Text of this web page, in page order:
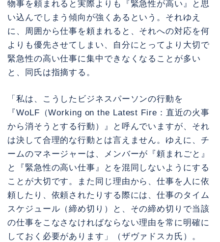
物事を頼まれると実際よりも『緊急性が高い』と思
い込んでしまう傾向が強くあるという。それゆえ
に、周囲から仕事を頼まれると、それへの対応を何
よりも優先させてしまい、自分にとってより大切で
緊急性の高い仕事に集中できなくなることが多い
と、同氏は指摘する。
「私は、こうしたビジネスパーソンの行動を
『WoLF（Working on the Latest Fire：直近の火事
から消そうとする行動）』と呼んでいますが、それ
は決して合理的な行動とは言えません。ゆえに、チ
ームのマネージャーは、メンバーが『頼まれごと』
と『緊急性の高い仕事』とを混同しないようにする
ことが大切です。また同じ理由から、仕事を人に依
頼したり、依頼されたりする際には、仕事のタイム
スケジュール（締め切り）と、その締め切りで当該
の仕事をこなさなければならない理由を常に明確に
しておく必要があります」（ザヴァドスカ氏）。